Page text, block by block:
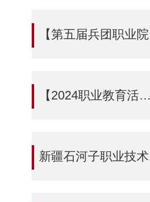
【第五届兵团职业院校传承优秀传统文化素养大赛】大型舞台剧《大漠誓言》惊艳第五届兵团职业院校传承中华优秀传统文化素养大赛
【2024职业教育活动周】学思践悟挺膺担当——新疆石河子职业技术学院举办“行走的思政课”展示暨表彰大会
新疆石河子职业技术学院召开党纪学习教育启动部署会